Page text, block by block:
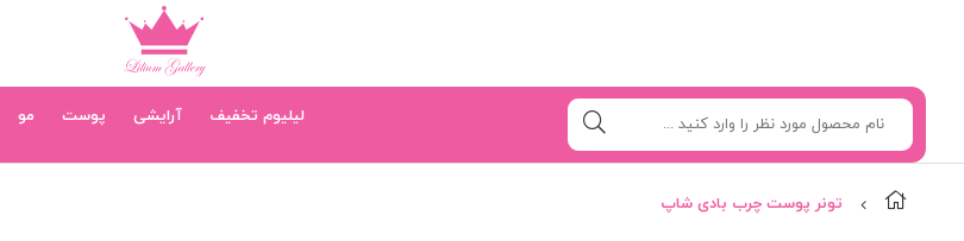
لیلیوم تخفیف آرایشی پوست مو
تونر پوست چرب بادی شاپ